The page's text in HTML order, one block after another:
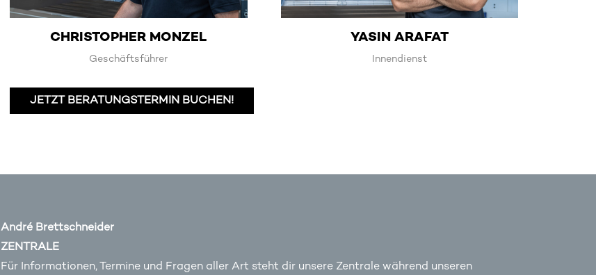
CHRISTOPHER MONZEL
Geschäftsführer
YASIN ARAFAT
Innendienst
JETZT BERATUNGSTERMIN BUCHEN!
André Brettschneider
ZENTRALE
Für Informationen, Termine und Fragen aller Art steht dir unsere Zentrale während unseren